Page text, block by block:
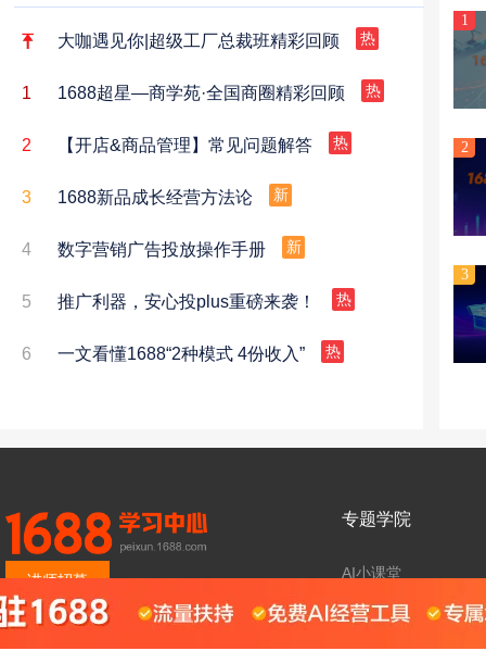
大咖遇见你|超级工厂总裁班精彩回顾 热
1 1688超星—商学苑·全国商圈精彩回顾 热
2 【开店&商品管理】常见问题解答 热
3 1688新品成长经营方法论 新
4 数字营销广告投放操作手册 新
5 推广利器，安心投plus重磅来袭！ 热
6 一文看懂1688“2种模式 4份收入” 热
1
2
3
讲师招募
专题学院
AI小课堂
源头旗舰
超级工厂